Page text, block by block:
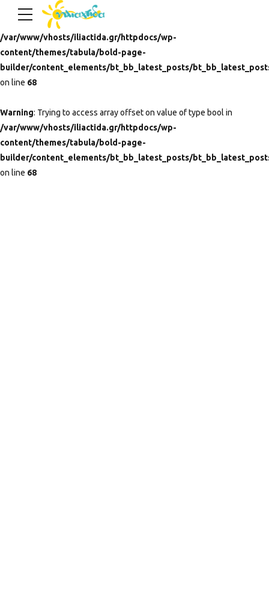
Warning
: Trying to access array offset on value of type bool in
/var/www/vhosts/iliactida.gr/httpdocs/wp-
content/themes/tabula/bold-page-
builder/content_elements/bt_bb_latest_posts/
on line 68
Warning: Trying to access array offset on value of type bool in
/var/www/vhosts/iliactida.gr/httpdocs/wp-
content/themes/tabula/bold-page-
builder/content_elements/bt_bb_latest_posts/
on line 68